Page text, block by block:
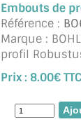
Embouts de
Référence :
Marque :
profil
Prix : 8.00€ TTC